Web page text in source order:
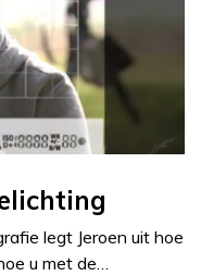
legt Jeroen uit hoe
u met de…